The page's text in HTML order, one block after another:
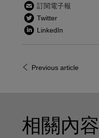
訂閱電子報
Twitter
LinkedIn
Previous article
相關內容